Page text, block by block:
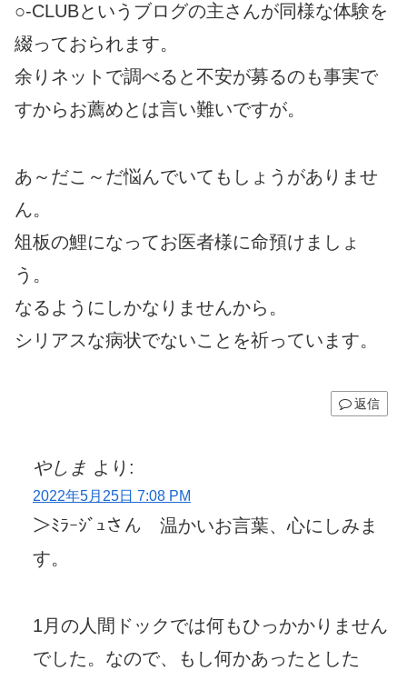
○-CLUBというブログの主さんが同様な体験を
綴っておられます。
余りネットで調べると不安が募るのも事実で
すからお薦めとは言い難いですが。
あ～だこ～だ悩んでいてもしょうがありませ
ん。
俎板の鯉になってお医者様に命預けましょ
う。
なるようにしかなりませんから。
シリアスな病状でないことを祈っています。
返信
やしま より:
2022年5月25日 7:08 PM
＞ﾐﾗｰｼﾞｭさん 温かいお言葉、心にしみま
す。
1月の人間ドックでは何もひっかかりません
でした。なので、もし何かあったとした